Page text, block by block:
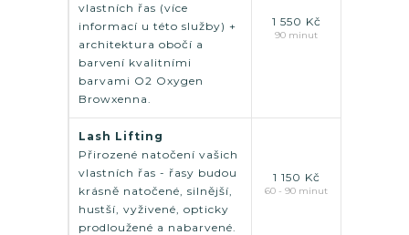
vlastních řas (více
informací u této služby) +
architektura obočí a
barvení kvalitními
barvami O2 Oxygen
Browxenna.
1 550 Kč
90 minut
Lash Lifting
Přirozené natočení vašich
vlastních řas - řasy budou
krásně natočené, silnější,
hustší, vyživené, opticky
prodloužené a nabarvené.
1 150 Kč
60 - 90 minut